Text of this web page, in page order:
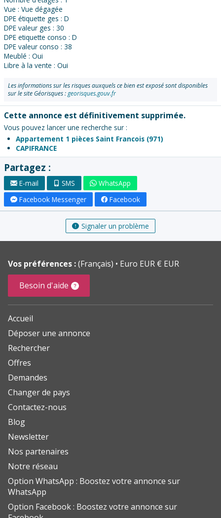
Vue : Vue dégagée
DPE étiquette ges : D
DPE valeur ges : 30
DPE etiquette conso : D
DPE valeur conso : 38
Meublé : Oui
Libre à la vente : Oui
Les informations sur les risques auxquels ce bien est exposé sont disponibles
sur le site Géorisques :georisques.gouv.fr
Cette annonce est définitivement supprimée.
Vous pouvez lancer une recherche sur :
Appartement 1 pièces Saint Francois (971)
CAPIFRANCE
Partagez :
E-mail SMS
WhatsApp
Facebook Messenger
Facebook
Signaler un problème
Vos préférences :(Français)
Euro EUR € EUR
Besoin d'aide
Accueil
Déposer une annonce
Rechercher
Offres
Demandes
Changer de pays
Contactez-nous
Blog
Newsletter
Nos partenaires
Notre réseau
Option WhatsApp : Boostez votre annonce sur
WhatsApp
Option Facebook : Boostez votre annonce sur